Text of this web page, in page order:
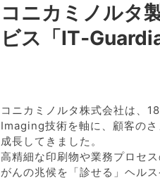
コニカミノルタ
ビス「
コニカミノルタ株式会社は、
Imaging技術を軸に、顧客の
成長してきました。
高精細な印刷物や業務プロセ
がんの兆候を「診せる」ヘル